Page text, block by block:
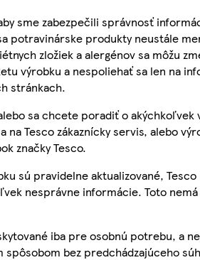
sme zabezpečili správnosť
potravinárske produkty neustále
zložiek a alergénov sa môžu
výrobku a nespoliehať sa len na
stránkach.
sa chcete poradiť o akýchkoľvek
na Tesco zákaznícky servis, alebo
značky Tesco.
sú pravidelne aktualizované, Tesco
nesprávne informácie. Toto
iba pre osobnú potrebu, a
spôsobom bez predchádzajúceho